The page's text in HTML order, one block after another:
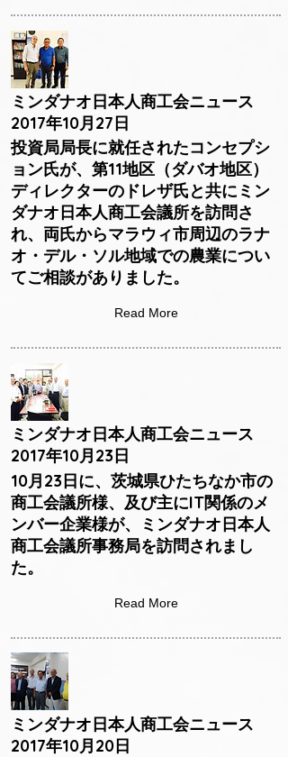
ミンダナオ日本人商工会ニュース
2017年10月27日
投資局局長に就任されたコンセプシ
ョン氏が、第11地区（ダバオ地区）
ディレクターのドレザ氏と共にミン
ダナオ日本人商工会議所を訪問さ
れ、両氏からマラウィ市周辺のラナ
オ・デル・ソル地域での農業につい
てご相談がありました。
Read More
ミンダナオ日本人商工会ニュース
2017年10月23日
10月23日に、茨城県ひたちなか市の
商工会議所様、及び主にIT関係のメ
ンバー企業様が、ミンダナオ日本人
商工会議所事務局を訪問されまし
た。
Read More
ミンダナオ日本人商工会ニュース
2017年10月20日